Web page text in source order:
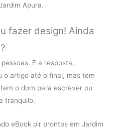
Apura.
fazer design! Ainda
E a resposta,
o artigo até o final, mas tem
o dom para escrever ou
tranquilo.
eBook plr prontos em Jardim